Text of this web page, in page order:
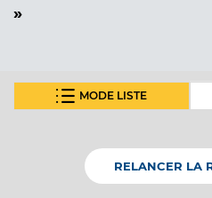
»
MODE LISTE
(CPTS)
Etablissement
RELANCER LA